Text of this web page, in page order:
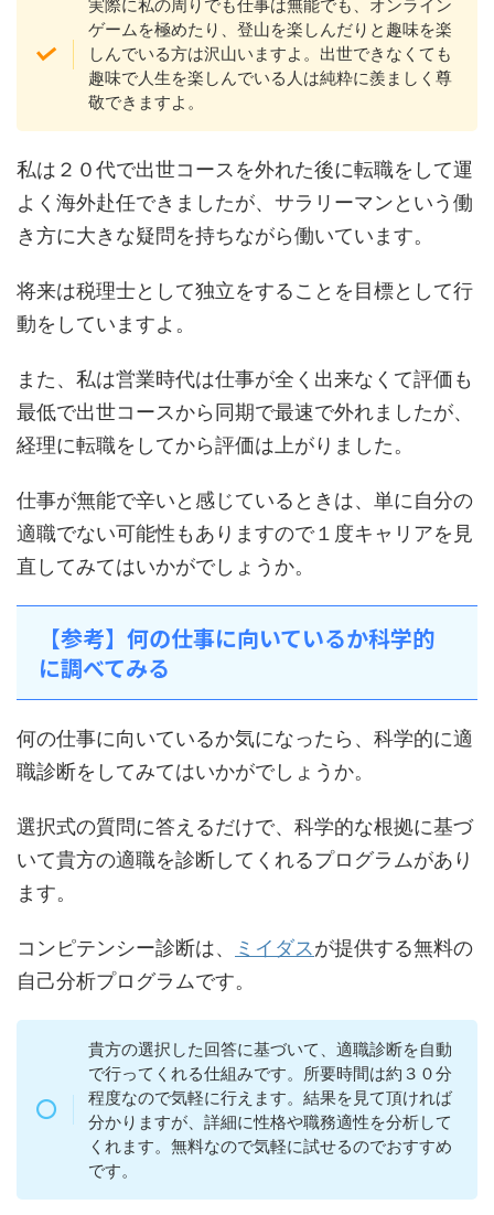
実際に私の周りでも仕事は無能でも、オンライン
ゲームを極めたり、登山を楽しんだりと趣味を楽
しんでいる方は沢山いますよ。出世できなくても
趣味で人生を楽しんでいる人は純粋に羨ましく尊
敬できますよ。
私は２０代で出世コースを外れた後に転職をして運
よく海外赴任できましたが、サラリーマンという働
き方に大きな疑問を持ちながら働いています。
将来は税理士として独立をすることを目標として行
動をしていますよ。
また、私は営業時代は仕事が全く出来なくて評価も
最低で出世コースから同期で最速で外れましたが、
経理に転職をしてから評価は上がりました。
仕事が無能で辛いと感じているときは、単に自分の
適職でない可能性もありますので１度キャリアを見
直してみてはいかがでしょうか。
【参考】何の仕事に向いているか科学的
に調べてみる
何の仕事に向いているか気になったら、科学的に適
職診断をしてみてはいかがでしょうか。
選択式の質問に答えるだけで、科学的な根拠に基づ
いて貴方の適職を診断してくれるプログラムがあり
ます。
コンピテンシー診断は、 ミイダスが提供する無料の
自己分析プログラムです。
貴方の選択した回答に基づいて、適職診断を自動
で行ってくれる仕組みです。所要時間は約３０分
程度なので気軽に行えます。結果を見て頂ければ
分かりますが、詳細に性格や職務適性を分析して
くれます。無料なので気軽に試せるのでおすすめ
です。